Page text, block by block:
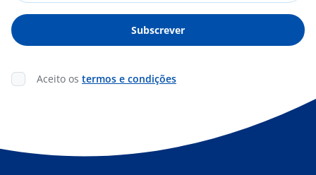
Aceito os termos e condições